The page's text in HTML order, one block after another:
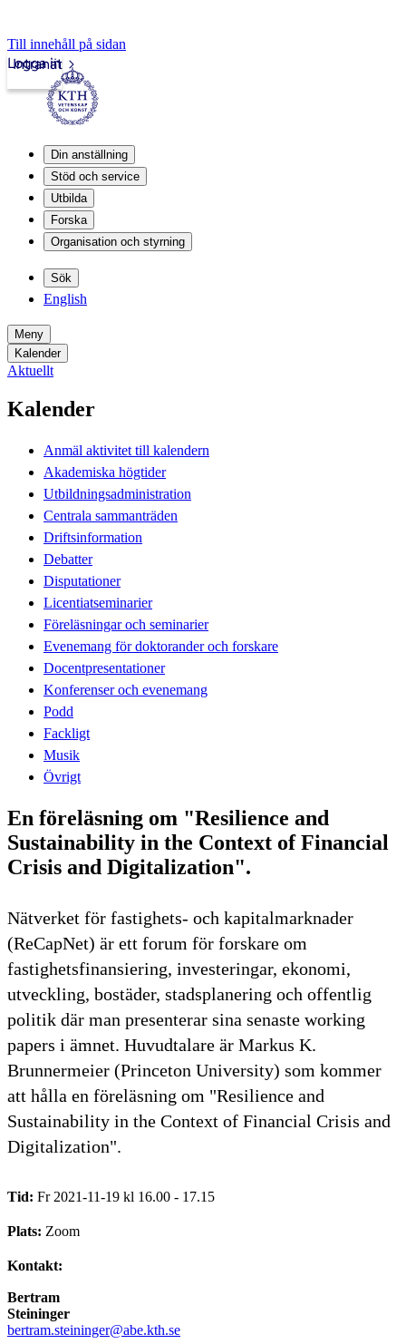
Till innehåll på sidan
Intranät
Logga in
Din anställning
Stöd och service
Utbilda
Forska
Organisation och styrning
Sök
English
Meny
Kalender
Aktuellt
Kalender
Anmäl aktivitet till kalendern
Akademiska högtider
Utbildningsadministration
Centrala sammanträden
Driftsinformation
Debatter
Disputationer
Licentiatseminarier
Föreläsningar och seminarier
Evenemang för doktorander och forskare
Docentpresentationer
Konferenser och evenemang
Podd
Fackligt
Musik
Övrigt
En föreläsning om "Resilience and
Sustainability in the Context of Financial
Crisis and Digitalization".
Nätverket för fastighets- och kapitalmarknader
(ReCapNet) är ett forum för forskare om
fastighetsfinansiering, investeringar, ekonomi,
utveckling, bostäder, stadsplanering och offentlig
politik där man presenterar sina senaste working
papers i ämnet. Huvudtalare är Markus K.
Brunnermeier (Princeton University) som kommer
att hålla en föreläsning om "Resilience and
Sustainability in the Context of Financial Crisis and
Digitalization".
Tid: Fr 2021-11-19 kl 16.00 - 17.15
Plats: Zoom
Kontakt:
Bertram
Steininger
bertram.steininger@abe.kth.se